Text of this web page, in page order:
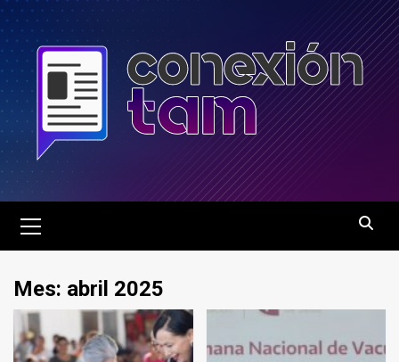
Saltar
al
contenido
principal
Mes: abril 2025